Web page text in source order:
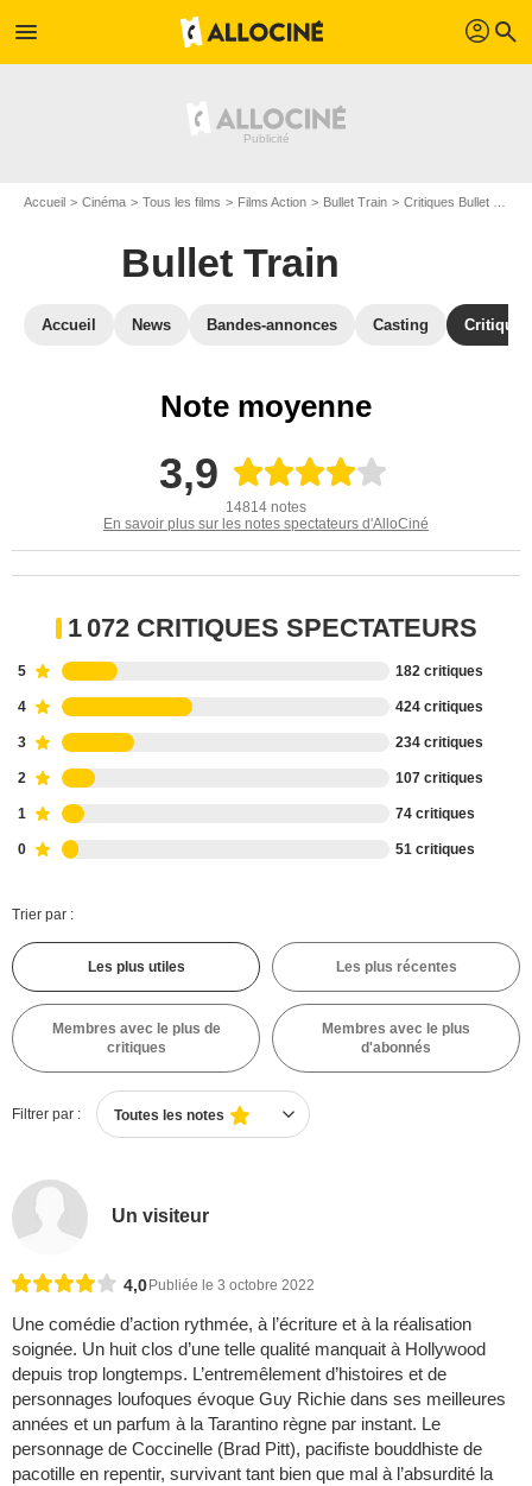
menu profil search
Accueil Cinéma Tous les films Films Action Bullet Train Critiques Bullet Train
Bullet Train
Accueil News Bandes-annonces Casting
Note moyenne
3,9
14814 notes
En savoir plus sur les notes spectateurs d'AlloCiné
1 072 CRITIQUES SPECTATEURS
5 182 critiques
4 424 critiques
3 234 critiques
2 107 critiques
1 74 critiques
0 51 critiques
Trier par :
Les plus utiles Les plus récentes
Membres avec le plus de
critiques
Membres avec le plus
d'abonnés
Filtrer par : Toutes les notes
Un visiteur
4,0 Publiée le 3 octobre 2022
Une comédie d’action rythmée, à l’écriture et à la réalisation
soignée. Un huit clos d’une telle qualité manquait à Hollywood
depuis trop longtemps. L’entremêlement d’histoires et de
personnages loufoques évoque Guy Richie dans ses meilleures
années et un parfum à la Tarantino règne par instant. Le
personnage de Coccinelle (Brad Pitt), pacifiste bouddhiste de
pacotille en repentir, survivant tant bien que mal à l’absurdité la